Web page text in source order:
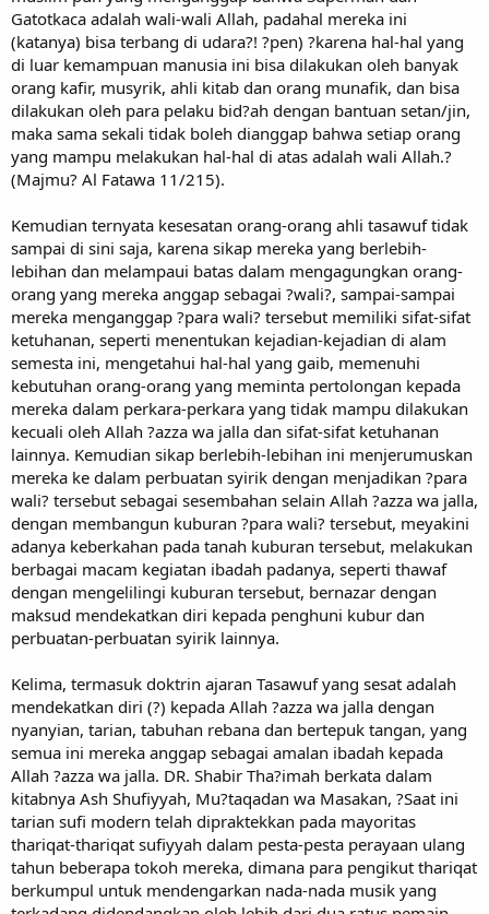
Gatotkaca adalah wali-wali Allah, padahal mereka ini
(katanya) bisa terbang di udara?! ?pen) ?karena hal-hal yang
di luar kemampuan manusia ini bisa dilakukan oleh banyak
orang kafir, musyrik, ahli kitab dan orang munafik, dan bisa
dilakukan oleh para pelaku bid?ah dengan bantuan setan/jin,
maka sama sekali tidak boleh dianggap bahwa setiap orang
yang mampu melakukan hal-hal di atas adalah wali Allah.?
(Majmu? Al Fatawa 11/215).
Kemudian ternyata kesesatan orang-orang ahli tasawuf tidak
sampai di sini saja, karena sikap mereka yang berlebih-
lebihan dan melampaui batas dalam mengagungkan orang-
orang yang mereka anggap sebagai ?wali?, sampai-sampai
mereka menganggap ?para wali? tersebut memiliki sifat-sifat
ketuhanan, seperti menentukan kejadian-kejadian di alam
semesta ini, mengetahui hal-hal yang gaib, memenuhi
kebutuhan orang-orang yang meminta pertolongan kepada
mereka dalam perkara-perkara yang tidak mampu dilakukan
kecuali oleh Allah ?azza wa jalla dan sifat-sifat ketuhanan
lainnya. Kemudian sikap berlebih-lebihan ini menjerumuskan
mereka ke dalam perbuatan syirik dengan menjadikan ?para
wali? tersebut sebagai sesembahan selain Allah ?azza wa jalla,
dengan membangun kuburan ?para wali? tersebut, meyakini
adanya keberkahan pada tanah kuburan tersebut, melakukan
berbagai macam kegiatan ibadah padanya, seperti thawaf
dengan mengelilingi kuburan tersebut, bernazar dengan
maksud mendekatkan diri kepada penghuni kubur dan
perbuatan-perbuatan syirik lainnya.
Kelima, termasuk doktrin ajaran Tasawuf yang sesat adalah
mendekatkan diri (?) kepada Allah ?azza wa jalla dengan
nyanyian, tarian, tabuhan rebana dan bertepuk tangan, yang
semua ini mereka anggap sebagai amalan ibadah kepada
Allah ?azza wa jalla. DR. Shabir Tha?imah berkata dalam
kitabnya Ash Shufiyyah, Mu?taqadan wa Masakan, ?Saat ini
tarian sufi modern telah dipraktekkan pada mayoritas
thariqat-thariqat sufiyyah dalam pesta-pesta perayaan ulang
tahun beberapa tokoh mereka, dimana para pengikut thariqat
berkumpul untuk mendengarkan nada-nada musik yang